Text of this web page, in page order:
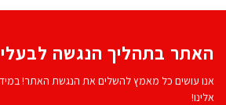
האתר בתהליך הנגשה לבעלי
אנו עושים כל מאמץ להשלים את הנגשת האתר!
אלינו!